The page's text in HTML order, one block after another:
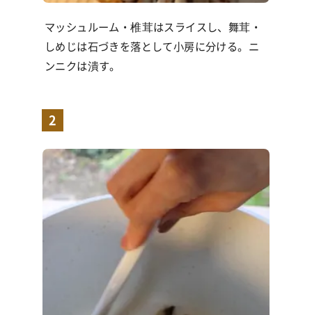
マッシュルーム・椎茸はスライスし、舞茸・
しめじは石づきを落として小房に分ける。ニ
ンニクは潰す。
2